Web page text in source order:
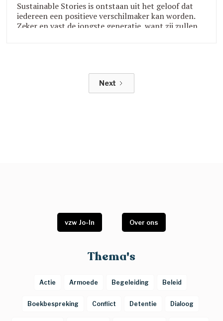
Sustainable Stories is ontstaan uit het geloof dat
iedereen een positieve verschilmaker kan worden.
Zeker en vast de jongste generatie, want zij zullen
Next
Thema's
Actie Armoede Begeleiding Beleid
Boekbespreking Conflict Detentie Dialoog
vzw Jo-In Over ons